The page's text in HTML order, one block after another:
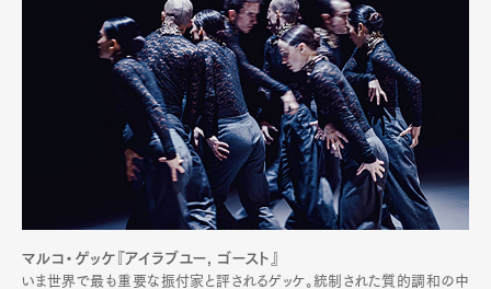
マルコ・ゲッケ『アイラブユー, ゴースト』
いま世界で最も重要な振付家と評されるゲッケ。統制された質的調和の中